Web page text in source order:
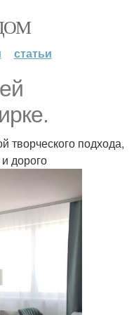
статьи
творческого подхода,
дорого